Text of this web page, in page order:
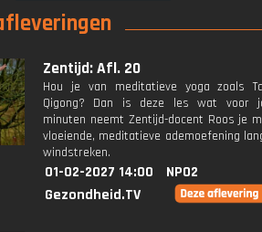
Zentijd: Afl. 20
Hou je van meditatieve yoga zoals
Qigong? Dan is deze les wat voor
minuten neemt Zentijd-docent Roos je
vloeiende, meditatieve ademoefening
windstreken.
01-02-2027 14:00
NPO2
Gezondheid.TV